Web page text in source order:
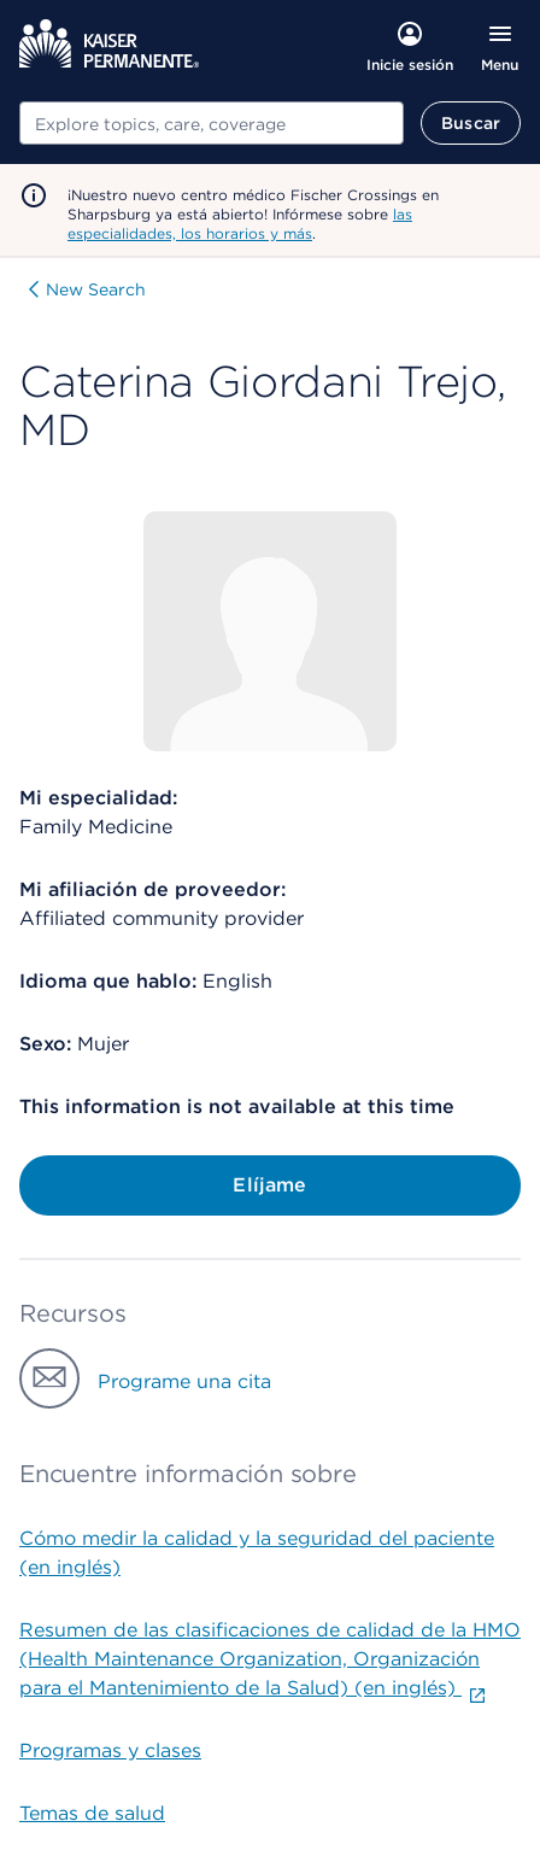
Inicie sesión Menu
Buscar Buscar
¡Nuestro nuevo centro médico Fischer Crossings en
Sharpsburg ya está abierto! Infórmese sobre las
especialidades, los horarios y más.
New Search
Caterina Giordani Trejo,
MD
Mi especialidad:
Family Medicine
Mi afiliación de proveedor:
Affiliated community provider
Idioma que hablo: English
Sexo: Mujer
This information is not available at this time
Elíjame
Recursos
Programe una cita
Encuentre información sobre
Cómo medir la calidad y la seguridad del paciente
(en inglés)
Resumen de las clasificaciones de calidad de la HMO
(Health Maintenance Organization, Organización
para el Mantenimiento de la Salud) (en inglés)
Programas y clases
Temas de salud